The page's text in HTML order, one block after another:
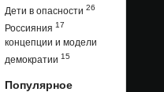
Дети в опасности 26
Россияния 17
концепции и модели
демократии 15
Популярное